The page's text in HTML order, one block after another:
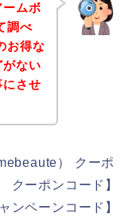
ムボ
調べ
お得な
ない
させ
） クーポ
クーポンコード】
ンペーンコード】